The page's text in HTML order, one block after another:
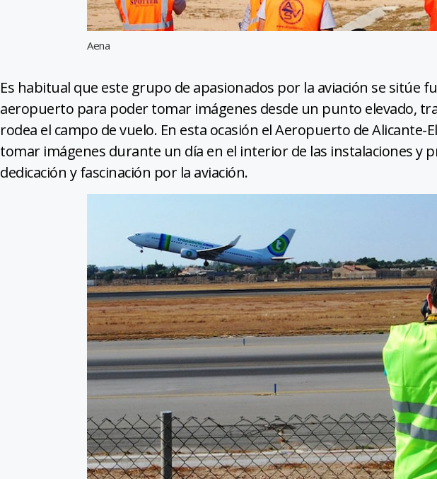
Aena
Es habitual que este grupo de apasionados por la aviación se sitúe
aeropuerto para poder tomar imágenes desde un punto elevado,
rodea el campo de vuelo. En esta ocasión el Aeropuerto de
tomar imágenes durante un día en el interior de las instalaciones y
dedicación y fascinación por la aviación.